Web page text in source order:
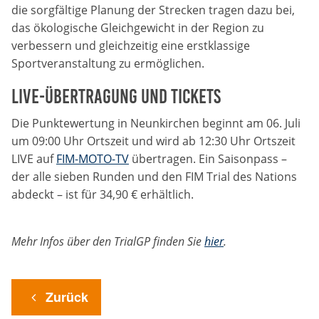
die sorgfältige Planung der Strecken tragen dazu bei,
das ökologische Gleichgewicht in der Region zu
verbessern und gleichzeitig eine erstklassige
Sportveranstaltung zu ermöglichen.
Live-Übertragung und Tickets
Die Punktewertung in Neunkirchen beginnt am 06. Juli
um 09:00 Uhr Ortszeit und wird ab 12:30 Uhr Ortszeit
LIVE aufFIM-MOTO-TV übertragen. Ein Saisonpass –
der alle sieben Runden und den FIM Trial des Nations
abdeckt – ist für 34,90 € erhältlich.
Mehr Infos über den TrialGP finden Siehier.
Zurück
Anbieter:
Google LLC
Cookies, die ggf. zur Einbettung und Bereitstellung
von Videos auf unserer Website gesetzt werden.
Google Maps
Anbieter:
Google LLC
von interaktiven Karten auf unserer Website gesetzt
werden.